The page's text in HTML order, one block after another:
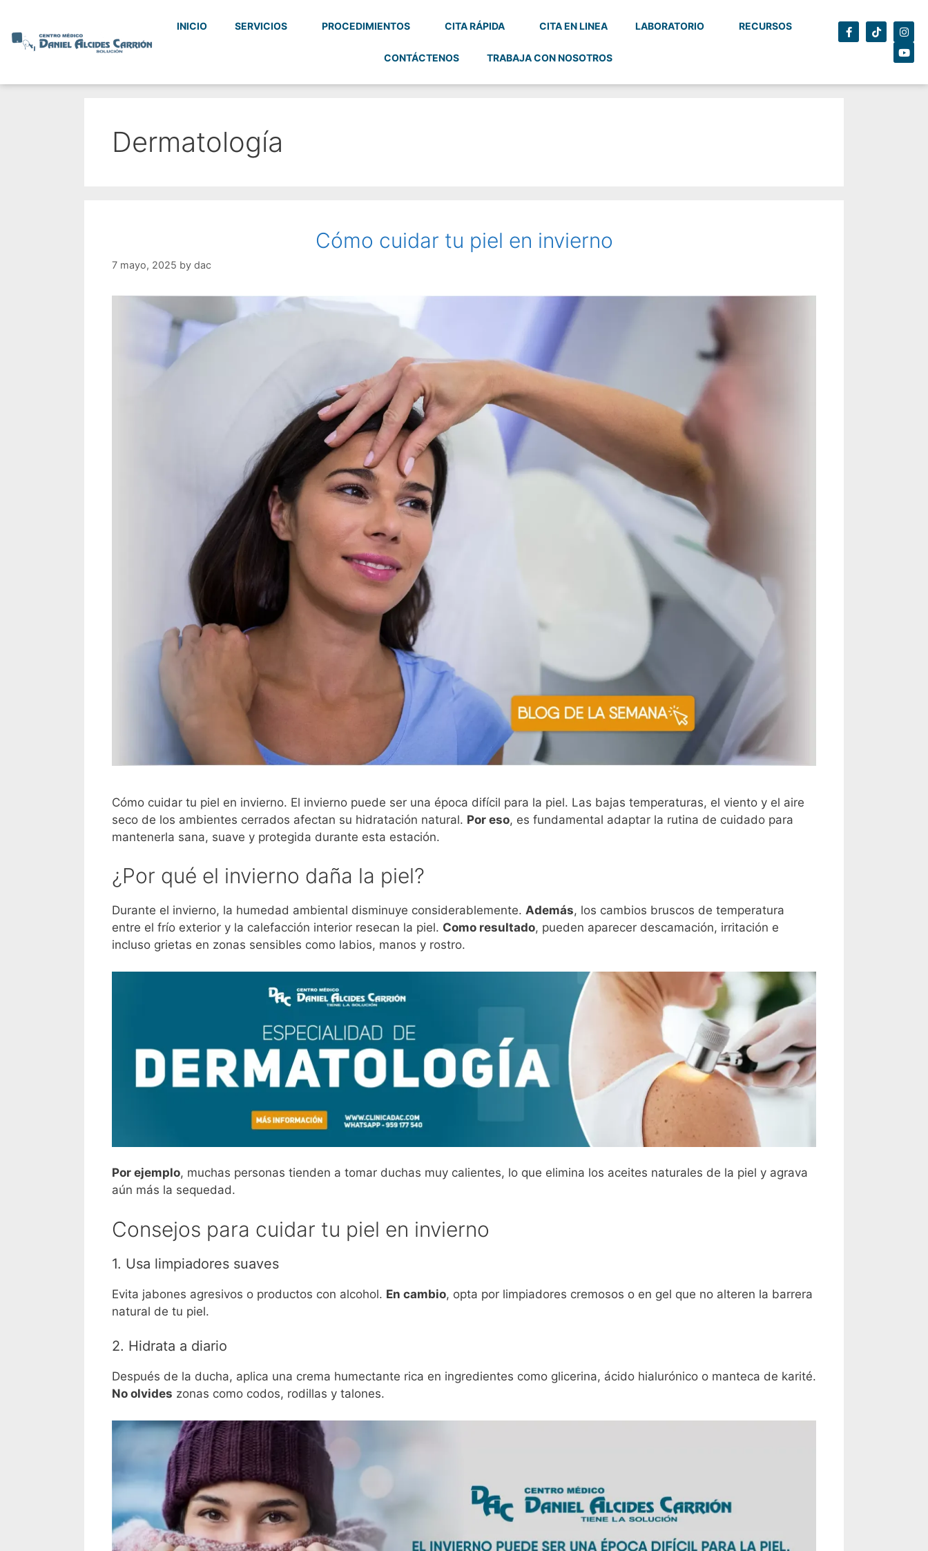
INICIO SERVICIOS PROCEDIMIENTOS CITA RÁPIDA CITA EN LINEA LABORATORIO RECURSOS
CONTÁCTENOS TRABAJA CON NOSOTROS
Dermatología
Cómo cuidar tu piel en invierno
7 mayo, 2025 by dac
Cómo cuidar tu piel en invierno. El invierno puede ser una época difícil para la piel. Las bajas temperaturas, el viento y el aire
seco de los ambientes cerrados afectan su hidratación natural. Por eso, es fundamental adaptar la rutina de cuidado para
mantenerla sana, suave y protegida durante esta estación.
¿Por qué el invierno daña la piel?
Durante el invierno, la humedad ambiental disminuye considerablemente. Además, los cambios bruscos de temperatura
entre el frío exterior y la calefacción interior resecan la piel. Como resultado, pueden aparecer descamación, irritación e
incluso grietas en zonas sensibles como labios, manos y rostro.
Por ejemplo, muchas personas tienden a tomar duchas muy calientes, lo que elimina los aceites naturales de la piel y agrava
aún más la sequedad.
Consejos para cuidar tu piel en invierno
1. Usa limpiadores suaves
Evita jabones agresivos o productos con alcohol. En cambio, opta por limpiadores cremosos o en gel que no alteren la barrera
natural de tu piel.
2. Hidrata a diario
Después de la ducha, aplica una crema humectante rica en ingredientes como glicerina, ácido hialurónico o manteca de karité.
No olvides zonas como codos, rodillas y talones.